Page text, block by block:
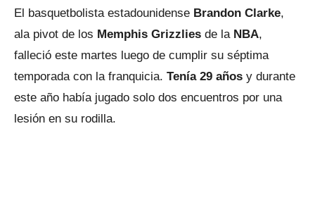
El basquetbolista estadounidense Brandon Clarke,
ala pivot de los Memphis Grizzlies de la NBA,
falleció este martes luego de cumplir su séptima
temporada con la franquicia. Tenía 29 años y durante
este año había jugado solo dos encuentros por una
lesión en su rodilla.